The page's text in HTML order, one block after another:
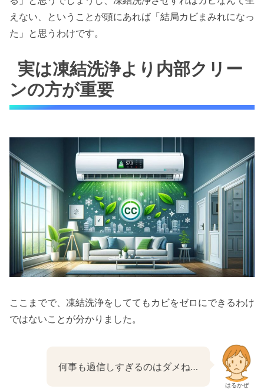
えない、ということが頭にあれば「結局カビまみれになっ
た」と思うわけです。
実は凍結洗浄より内部クリー
ンの方が重要
ここまでで、凍結洗浄をしててもカビをゼロにできるわけ
ではないことが分かりました。
はるかぜ
何事も過信しすぎるのはダメね…